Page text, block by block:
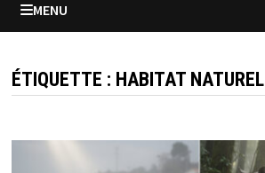
MENU
ÉTIQUETTE : HABITAT NATUREL